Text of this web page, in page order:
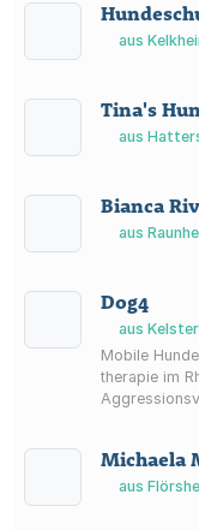
aus
Tina's
aus
aus
Dog4
aus
Mobile
therapie im
Michaela
aus